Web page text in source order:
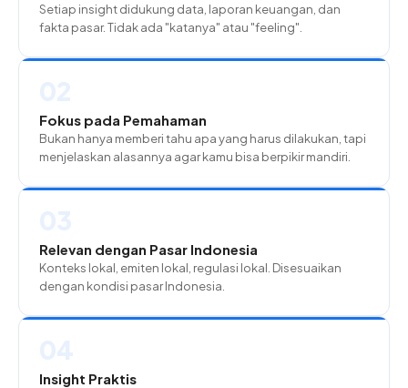
Setiap insight didukung data, laporan keuangan, dan
fakta pasar. Tidak ada "katanya" atau "feeling".
Fokus pada Pemahaman
Bukan hanya memberi tahu apa yang harus dilakukan, tapi
menjelaskan alasannya agar kamu bisa berpikir mandiri.
Relevan dengan Pasar Indonesia
Konteks lokal, emiten lokal, regulasi lokal. Disesuaikan
dengan kondisi pasar Indonesia.
Insight Praktis